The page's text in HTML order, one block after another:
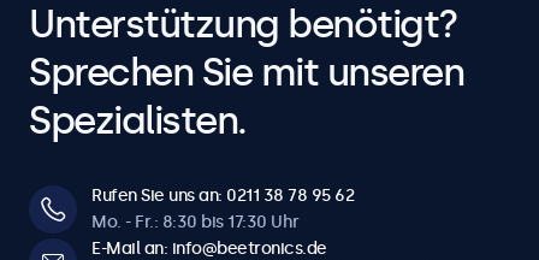
Unterstützung benötigt?
Sprechen Sie mit unseren
Spezialisten.
Rufen Sie uns an: 0211 38 78 95 62
Mo. - Fr.: 8:30 bis 17:30 Uhr
E-Mail an: info@beetronics.de